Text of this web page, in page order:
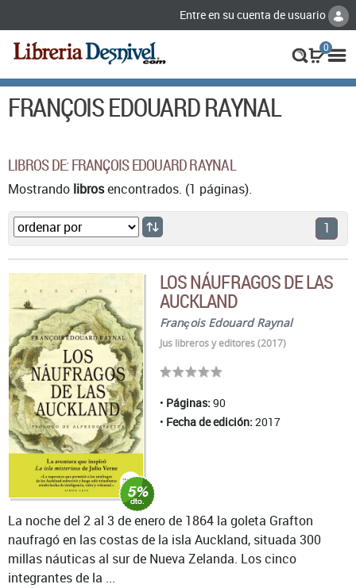
Entre en su cuenta de usuario
0
FRANÇOIS EDOUARD RAYNAL
LIBROS DE: FRANÇOIS EDOUARD RAYNAL
Mostrando librosencontrados. (1 páginas).
1
LOS NÁUFRAGOS DE LAS
AUCKLAND
François Edouard Raynal
Jus libreros y editores (2017)
Páginas: 90
Fecha de edición: 2017
La noche del 2 al 3 de enero de 1864 la goleta Grafton
naufragó en las costas de la isla Auckland, situada 300
millas náuticas al sur de Nueva Zelanda. Los cinco
integrantes de la ...